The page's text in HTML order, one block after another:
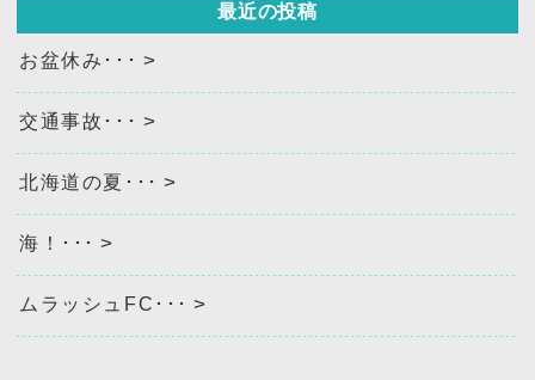
最近の投稿
お盆休み･･･
交通事故･･･
北海道の夏･･･
海！･･･
ムラッシュFC･･･